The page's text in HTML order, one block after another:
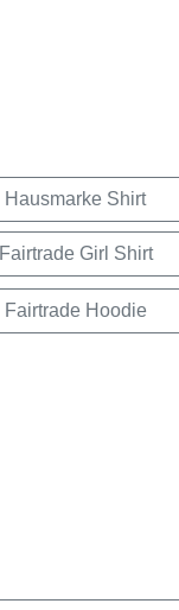
Hausmarke Shirt
Fairtrade Girl Shirt
Fairtrade Hoodie